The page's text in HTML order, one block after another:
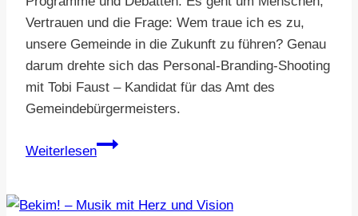
Vertrauen und die Frage: Wem traue ich es zu,
unsere Gemeinde in die Zukunft zu führen? Genau
darum drehte sich das Personal-Branding-Shooting
mit Tobi Faust – Kandidat für das Amt des
Gemeindebürgermeisters.
Weiterlesen
Tobi
Nahbar,